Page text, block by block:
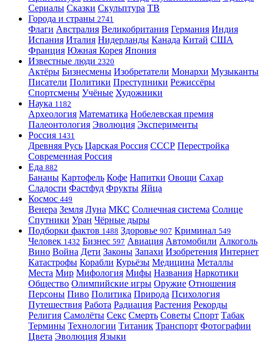
Сериалы Сказки Скульптура ТВ
Города и страны 2741
Флаги Австралия Великобритания Германия Индия
Испания Италия Нидерланды Канада Китай США
Франция Южная Корея Япония
Известные люди 2320
Актёры Бизнесмены Изобретатели Монархи Музыканты
Писатели Политики Преступники Режиссёры
Спортсмены Учёные Художники
Наука 1182
Археология Математика Нобелевская премия
Палеонтология Эволюция Эксперименты
Россия 1431
Древняя Русь Царская Россия СССР Перестройка
Современная Россия
Еда 882
Бананы Картофель Кофе Напитки Овощи Сахар
Сладости Фастфуд Фрукты Яйца
Космос 449
Венера Земля Луна МКС Солнечная система Солнце
Спутники Уран Чёрные дыры
Подборки фактов 1488 Здоровье 907 Криминал 549
Человек 1432 Бизнес 597 Авиация Автомобили Алкоголь
Вино Война Дети Законы Запахи Изобретения Интернет
Катастрофы Корабли Курьёзы Медицина Металлы
Места Мир Мифология Мифы Названия Наркотики
Общество Олимпийские игры Оружие Отношения
Персоны Пиво Политика Природа Психология
Путешествия Работа Радиация Растения Рекорды
Религия Самолёты Секс Смерть Советы Спорт Табак
Термины Технологии Титаник Транспорт Фотографии
Цвета Эволюция Языки